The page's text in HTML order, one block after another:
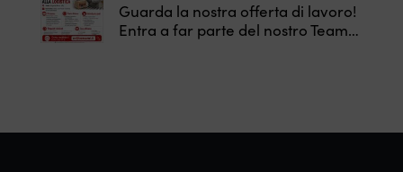
Guarda la nostra offerta di lavoro!
Entra a far parte del nostro Team…